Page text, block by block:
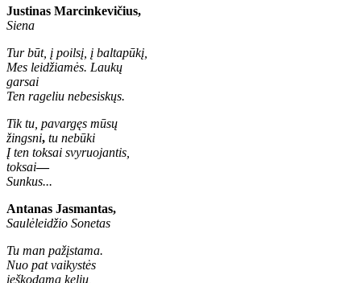
Justinas Marcinkevičius,
Siena
Tur būt, į poilsį, į baltapūkį,
Mes leidžiamės. Laukų
garsai
Ten rageliu nebesiskųs.
Tik tu, pavargęs mūsų
žingsni, tu nebūki
Į ten toksai svyruojantis,
toksai—
Sunkus...
Antanas Jasmantas,
Saulėleidžio Sonetas
Tu man pažįstama.
Nuo pat vaikystės
ieškodama kelių,